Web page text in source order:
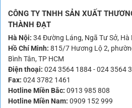
CÔNG TY TNHH SẢN XUẤT
THÀNH ĐẠT
Hà Nội: 34 Đường Láng, Ngã Tư Sở, Hà
Hồ Chí Minh: 815/7 Hương Lộ 2,
Bình Tân, TP HCM
Điện thoại: 024 3564 1884-024 3564
Fax: 024 3782 1461
Hotline Miền Bắc: 0913 985 808
Hotline Miền Nam: 0909 152 999